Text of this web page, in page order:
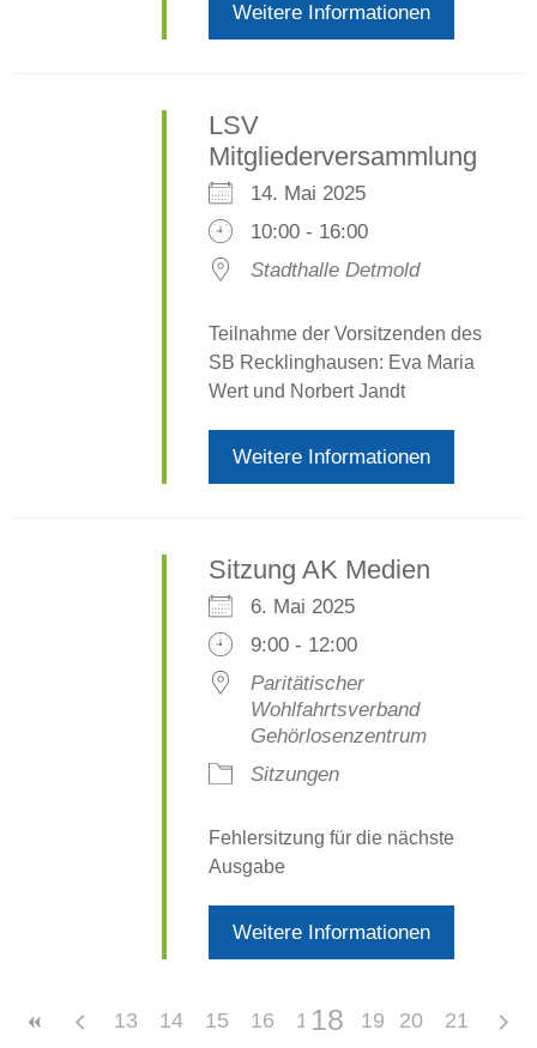
Weitere Informationen
LSV
Mitgliederversammlung
14. Mai 2025
10:00 - 16:00
Stadthalle Detmold
Teilnahme der Vorsitzenden des
SB Recklinghausen: Eva Maria
Wert und Norbert Jandt
Weitere Informationen
Sitzung AK Medien
6. Mai 2025
9:00 - 12:00
Paritätischer
Wohlfahrtsverband
Gehörlosenzentrum
Sitzungen
Fehlersitzung für die nächste
Ausgabe
Weitere Informationen
13 14 15 16 1718 19 20 21